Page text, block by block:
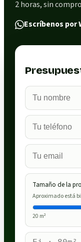
2 horas, sin
Escríbenos por
Tamaño de la
Aproximado está
20 m²